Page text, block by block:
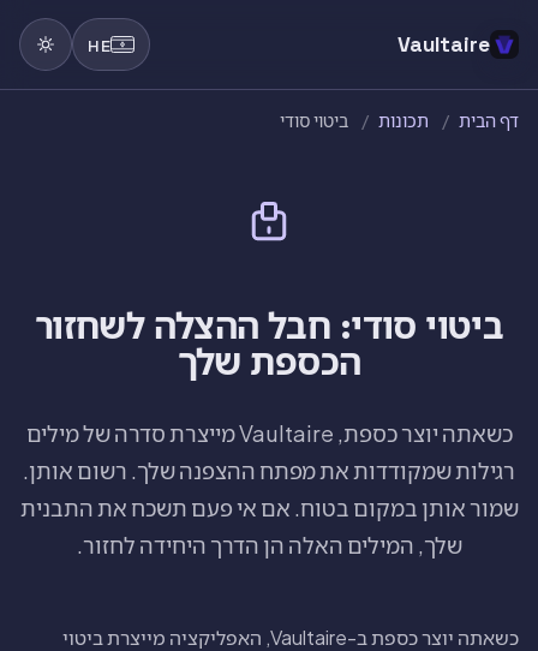
Vaultaire
HE
דף הבית / תכונות / ביטוי סודי
ביטוי סודי: חבל ההצלה לשחזור
הכספת שלך
כשאתה יוצר כספת, Vaultaire מייצרת סדרה של מילים
רגילות שמקודדות את מפתח ההצפנה שלך. רשום אותן.
שמור אותן במקום בטוח. אם אי פעם תשכח את התבנית
שלך, המילים האלה הן הדרך היחידה לחזור.
כשאתה יוצר כספת ב-Vaultaire, האפליקציה מייצרת ביטוי